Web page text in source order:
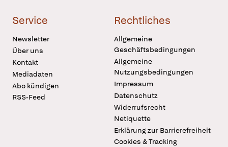
Service
Newsletter
Über uns
Kontakt
Mediadaten
Abo kündigen
RSS-Feed
Rechtliches
Allgemeine
Geschäftsbedingungen
Allgemeine
Nutzungsbedingungen
Impressum
Datenschutz
Widerrufsrecht
Netiquette
Erklärung zur Barrierefreiheit
Cookies & Tracking